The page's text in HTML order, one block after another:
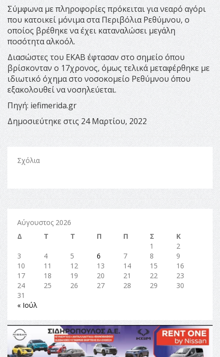
Σύμφωνα με πληροφορίες πρόκειται για νεαρό αγόρι
που κατοικεί μόνιμα στα Περιβόλια Ρεθύμνου, ο
οποίος βρέθηκε να έχει καταναλώσει μεγάλη
ποσότητα αλκοόλ.
Διασώστες του ΕΚΑΒ έφτασαν στο σημείο όπου
βρίσκονταν ο 17χρονος, όμως τελικά μεταφέρθηκε με
ιδιωτικό όχημα στο νοσοκομείο Ρεθύμνου όπου
εξακολουθεί να νοσηλεύεται.
Πηγή: iefimerida.gr
Δημοσιεύτηκε στις 24 Μαρτίου, 2022
Σχόλια
Αύγουστος 2026
Δ
Τ Τ Π Π Σ
Κ
1
2
3
4 5 6 7 8
9
10
11 12 13 14 15
16
17
18 19 20 21 22
23
24
25 26 27 28 29
30
31
« Ιούλ